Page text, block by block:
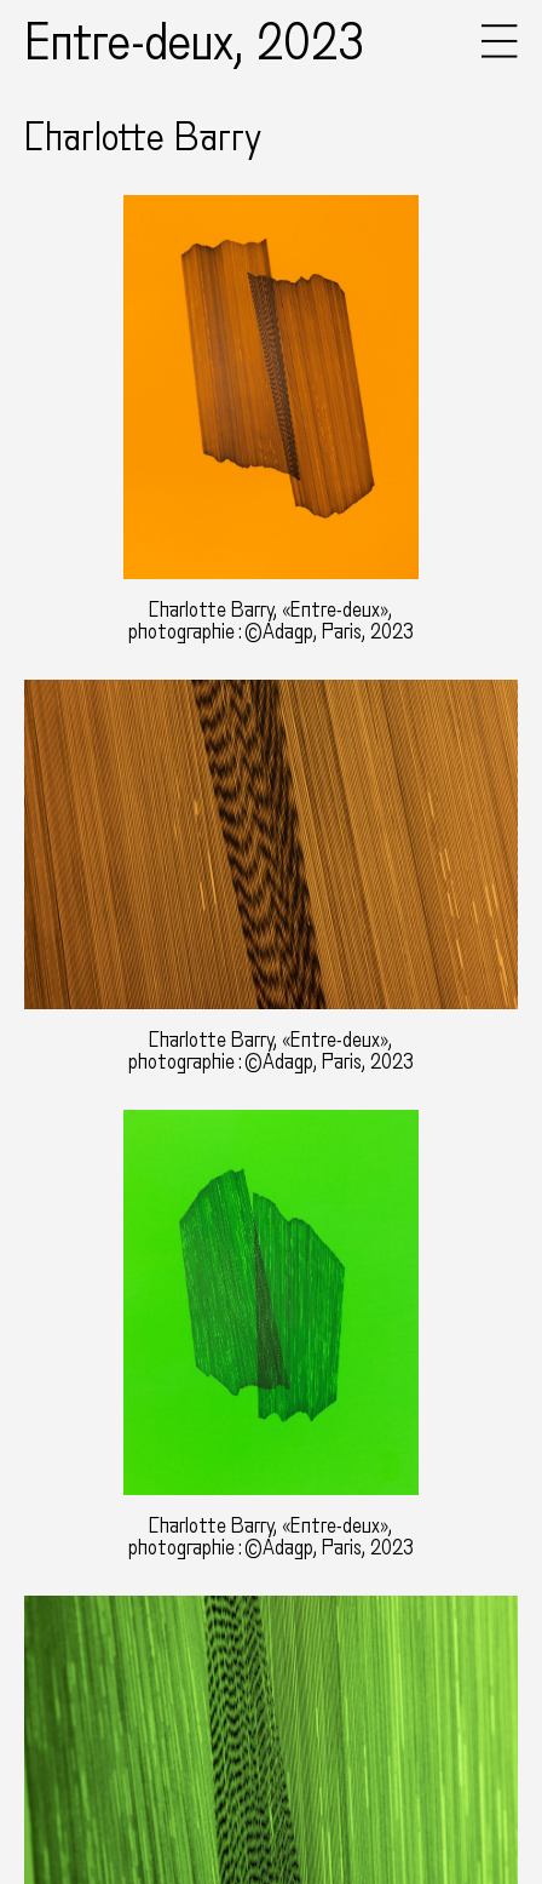
Entre-deux, 2023
Charlotte Barry
Charlotte Barry, «Entre-deux»,
photographie : ©Adagp, Paris, 2023
Charlotte Barry, «Entre-deux»,
photographie : ©Adagp, Paris, 2023
Charlotte Barry, «Entre-deux»,
photographie : ©Adagp, Paris, 2023